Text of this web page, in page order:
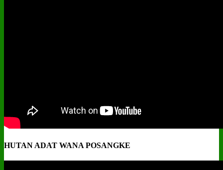
HUTAN ADAT WANA POSANGKE